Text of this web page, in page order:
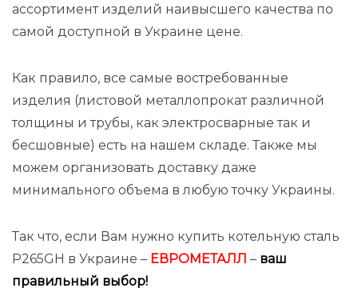
ассортимент изделий наивысшего качества по
самой доступной в Украине цене.
Как правило, все самые востребованные
изделия (листовой металлопрокат различной
толщины и трубы, как электросварные так и
бесшовные) есть на нашем складе. Также мы
можем организовать доставку даже
минимального объема в любую точку Украины.
Так что, если Вам нужно купить котельную сталь
P265GH в Украине – ЕВРОМЕТАЛЛ – ваш
правильный выбор!